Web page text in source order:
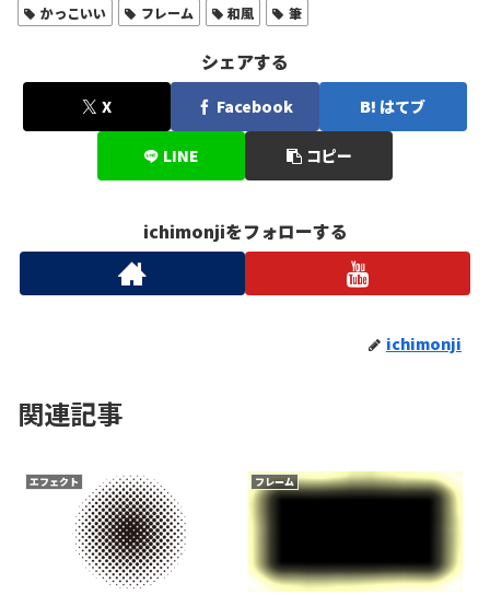
かっこいい フレーム 和風 筆
シェアする
X Facebook はてブ
LINE コピー
ichimonjiをフォローする
ichimonji
関連記事
エフェクト フレーム